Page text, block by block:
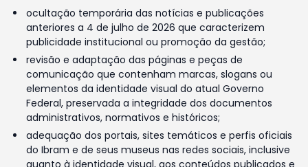
ocultação temporária das notícias e publicações
anteriores a 4 de julho de 2026 que caracterizem
publicidade institucional ou promoção da gestão;
revisão e adaptação das páginas e peças de
comunicação que contenham marcas, slogans ou
elementos da identidade visual do atual Governo
Federal, preservada a integridade dos documentos
administrativos, normativos e históricos;
adequação dos portais, sites temáticos e perfis oficiais
do Ibram e de seus museus nas redes sociais, inclusive